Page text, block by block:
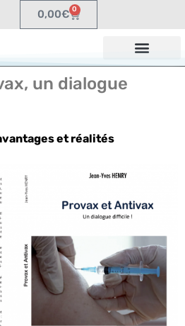
0,00€ 0
un dialogue
et réalités